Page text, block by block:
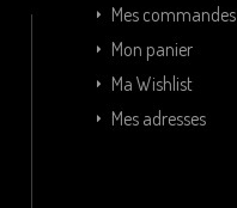
Mes commandes
Mon panier
Ma Wishlist
Mes adresses